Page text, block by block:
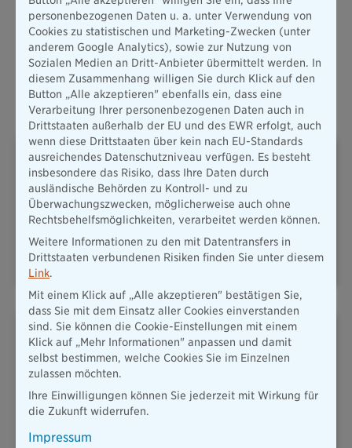
Alle Produkte
Oft abgeschlossene Versicherungen
PLUSRENTE – DAS ADD-ON
FÜR IHRE
ALTERSVORSORGE
HAFTPFLICHT
KFZ & MOBILITÄT HAUSRAT
personenbezogenen Daten u. a. unter Verwendung von
Cookies zu statistischen und Marketing-Zwecken (unter
anderem Google Analytics), sowie zur Nutzung von
Sozialen Medien an Dritt-Anbieter übermittelt werden. In
diesem Zusammenhang willigen Sie durch Klick auf den
Button „Alle akzeptieren" ebenfalls ein, dass eine
Verarbeitung Ihrer personenbezogenen Daten auch in
Drittstaaten außerhalb der EU und des EWR erfolgt, auch
wenn diese Drittstaaten über kein nach EU-Standards
ausreichendes Datenschutzniveau verfügen. Es besteht
insbesondere das Risiko, dass Ihre Daten durch
ausländische Behörden zu Kontroll- und zu
Überwachungszwecken, möglicherweise auch ohne
Rechtsbehelfsmöglichkeiten, verarbeitet werden können.
Weitere Informationen zu den mit Datentransfers in
Drittstaaten verbundenen Risiken finden Sie unter diesem
Link.
Mit einem Klick auf „Alle akzeptieren" bestätigen Sie,
dass Sie mit dem Einsatz aller Cookies einverstanden
sind. Sie können die Cookie-Einstellungen mit einem
Klick auf „Mehr Informationen" anpassen und damit
selbst bestimmen, welche Cookies Sie im Einzelnen
zulassen möchten.
Ihre Einwilligungen können Sie jederzeit mit Wirkung für
die Zukunft widerrufen.
Impressum